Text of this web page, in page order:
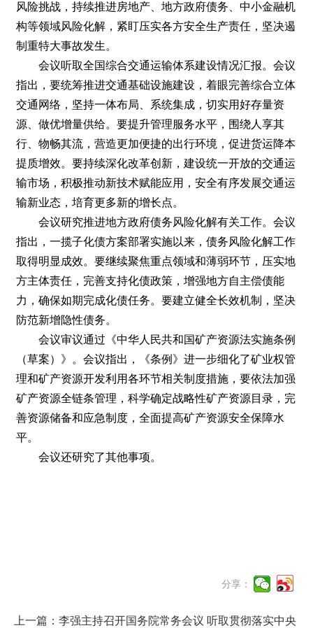
风险挑战，持续推进房地产、地方政府债务、中小金融机
构等领域风险化解，紧盯压实各方安全生产责任，坚决遏
制重特大事故发生。
会议听取全国综合交通运输体系建设情况汇报。会议
指出，要统筹推进交通基础设施建设，着眼完善综合立体
交通网络，坚持一体布局、系统集成，切实用好存量资
源、做优增量供给。要提升管理服务水平，围绕人享其
行、物畅其流，营造更加便捷的出行环境，促进货运降本
提质增效。要持续深化改革创新，建设统一开放的交通运
输市场，积极推动新技术赋能应用，安全有序发展交通运
输新业态，培育更多新的增长点。
会议研究推进地方政府债务风险化解有关工作。会议
指出，一揽子化债方案部署实施以来，债务风险化解工作
取得明显成效。要继续聚焦重点领域和薄弱环节，压实地
方主体责任，完善支持化债政策，增强地方自主偿债能
力，确保如期完成化债任务。要建立健全长效机制，坚决
防范新增隐性债务。
会议审议通过《中华人民共和国矿产资源法实施条例
（草案）》。会议指出，《条例》进一步细化了矿业权管
理和矿产资源开发利用各环节相关制度措施，要依法加强
矿产资源全链条管理，科学确定战略性矿产资源目录，完
善资源储备和应急制度，全面提高矿产资源安全保障水
平。
会议还研究了其他事项。
分享：
上一篇：李强主持召开国务院常务会议 听取贯彻落实中央